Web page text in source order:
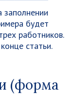
заполнении
будет
работников.
статьи.
(форма